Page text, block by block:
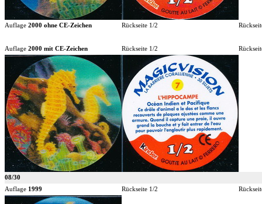
Auflage 2000 ohne CE-Zeichen Rückseite 1/2
Auflage 2000 mit CE-Zeichen Rückseite 1/2
08/30
Auflage 1999 Rückseite 1/2